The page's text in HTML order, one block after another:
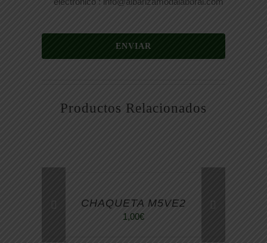
ENVIAR
Productos Relacionados
TIENE
MÚLTIPLES
CHAQUETA M5VE2
1,00€